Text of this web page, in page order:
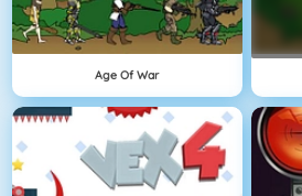
Age Of War